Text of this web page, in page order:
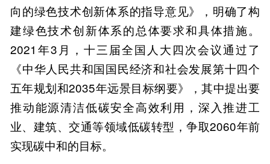
向的绿色技术创新体系的指导意见》，明确了构
建绿色技术创新体系的总体要求和具体措施。
2021年3月，十三届全国人大四次会议通过了
《中华人民共和国国民经济和社会发展第十四个
五年规划和2035年远景目标纲要》，其中提出要
推动能源清洁低碳安全高效利用，深入推进工
业、建筑、交通等领域低碳转型，争取2060年前
实现碳中和的目标。